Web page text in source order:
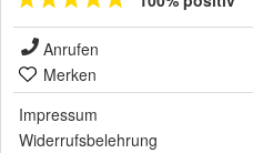
Anrufen
Merken
Impressum
Widerrufsbelehrung